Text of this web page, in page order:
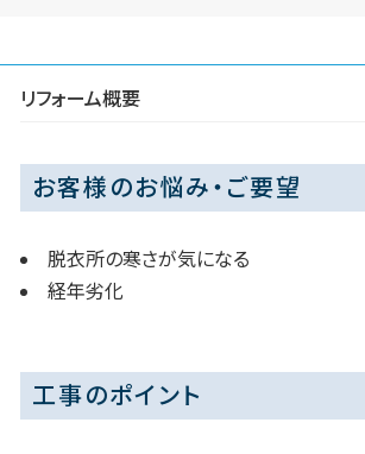
リフォーム概要
お客様のお悩み・ご要望
脱衣所の寒さが気になる
経年劣化
工事のポイント